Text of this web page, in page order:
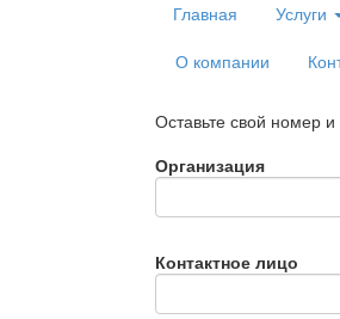
Главная Услуги
О компании
Оставьте свой номер
Организация
Контактное лицо